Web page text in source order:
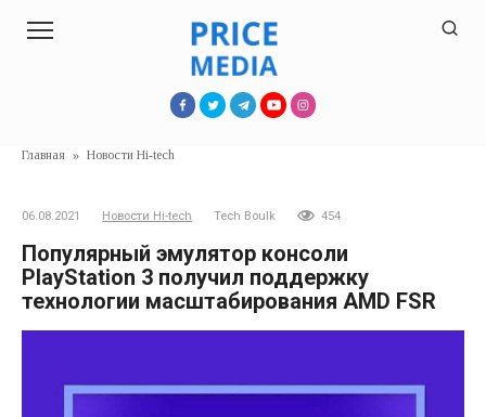
Главная » Новости Hi-tech
06.08.2021 Новости Hi-tech Tech Boulk 454
Популярный эмулятор консоли
PlayStation 3 получил поддержку
технологии масштабирования AMD FSR